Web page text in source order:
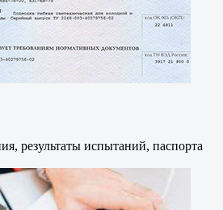
результаты испытаний, паспорта